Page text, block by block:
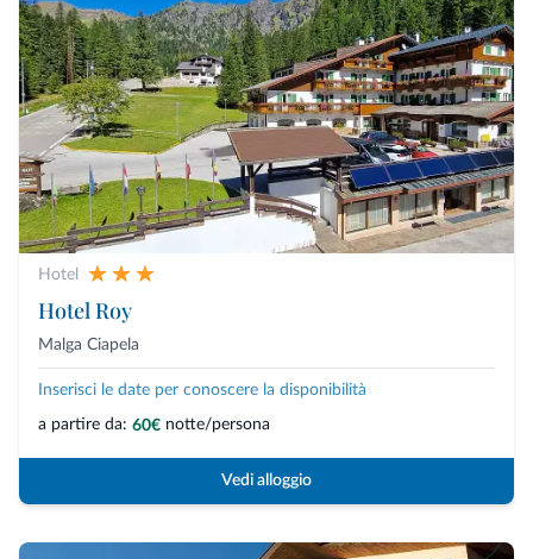
Hotel
Hotel Roy
Malga Ciapela
Inserisci le date per conoscere la disponibilità
a partire da: 60€ notte/persona
Vedi alloggio